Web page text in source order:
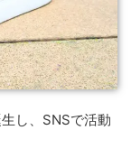
し、SNSで活動